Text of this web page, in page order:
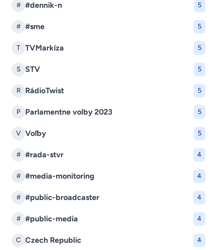
# #dennik-n 5
# #sme 5
T TVMarkíza 5
S STV 5
R RádioTwist 5
P Parlamentne volby 2023 5
V Voľby 5
# #rada-stvr 4
# #media-monitoring 4
# #public-broadcaster 4
# #public-media 4
C Czech Republic 4